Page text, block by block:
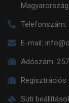
Magyarország
Telefonszám:
E-mail:
Adószám:
Regisztrációs
Süti